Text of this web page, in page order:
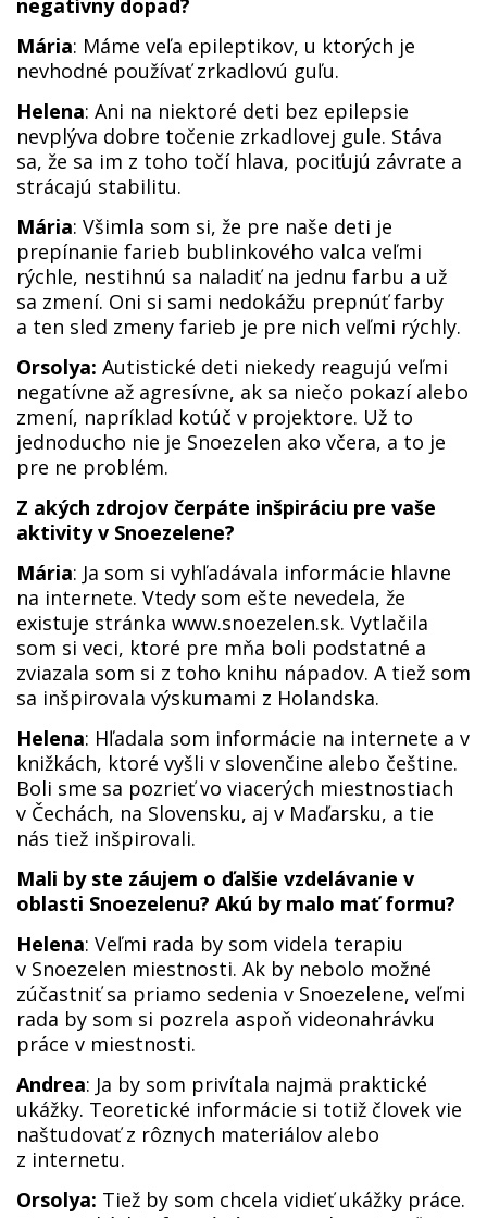
negatívny dopad?
Mária: Máme veľa epileptikov, u ktorých je
nevhodné používať zrkadlovú guľu.
Helena: Ani na niektoré deti bez epilepsie
nevplýva dobre točenie zrkadlovej gule. Stáva
sa, že sa im z toho točí hlava, pociťujú závrate a
strácajú stabilitu.
Mária: Všimla som si, že pre naše deti je
prepínanie farieb bublinkového valca veľmi
rýchle, nestihnú sa naladiť na jednu farbu a už
sa zmení. Oni si sami nedokážu prepnúť farby
a ten sled zmeny farieb je pre nich veľmi rýchly.
Orsolya: Autistické deti niekedy reagujú veľmi
negatívne až agresívne, ak sa niečo pokazí alebo
zmení, napríklad kotúč v projektore. Už to
jednoducho nie je Snoezelen ako včera, a to je
pre ne problém.
Z akých zdrojov čerpáte inšpiráciu pre vaše
aktivity v Snoezelene?
Mária: Ja som si vyhľadávala informácie hlavne
na internete. Vtedy som ešte nevedela, že
existuje stránka www.snoezelen.sk. Vytlačila
som si veci, ktoré pre mňa boli podstatné a
zviazala som si z toho knihu nápadov. A tiež som
sa inšpirovala výskumami z Holandska.
Helena: Hľadala som informácie na internete a v
knižkách, ktoré vyšli v slovenčine alebo češtine.
Boli sme sa pozrieť vo viacerých miestnostiach
v Čechách, na Slovensku, aj v Maďarsku, a tie
nás tiež inšpirovali.
Mali by ste záujem o ďalšie vzdelávanie v
oblasti Snoezelenu? Akú by malo mať formu?
Helena: Veľmi rada by som videla terapiu
v Snoezelen miestnosti. Ak by nebolo možné
zúčastniť sa priamo sedenia v Snoezelene, veľmi
rada by som si pozrela aspoň videonahrávku
práce v miestnosti.
Andrea: Ja by som privítala najmä praktické
ukážky. Teoretické informácie si totiž človek vie
naštudovať z rôznych materiálov alebo
z internetu.
Orsolya: Tiež by som chcela vidieť ukážky práce.